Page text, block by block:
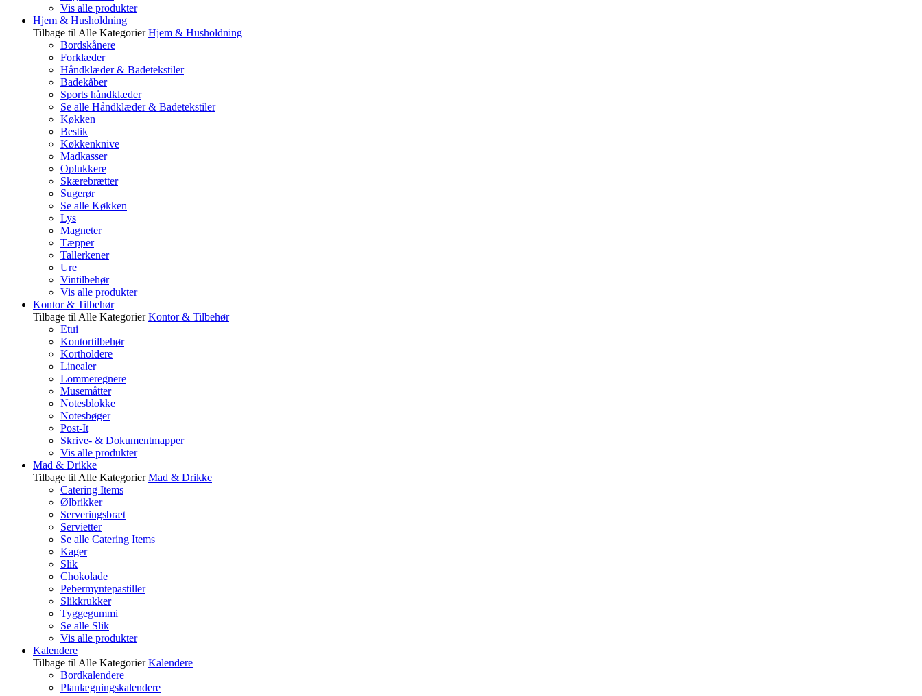
Vis alle produkter
Hjem & Husholdning
Tilbage til Alle Kategorier Hjem & Husholdning
Bordskånere
Forklæder
Håndklæder & Badetekstiler
Badekåber
Sports håndklæder
Se alle Håndklæder & Badetekstiler
Køkken
Bestik
Køkkenknive
Madkasser
Oplukkere
Skærebrætter
Sugerør
Se alle Køkken
Lys
Magneter
Tæpper
Tallerkener
Ure
Vintilbehør
Vis alle produkter
Kontor & Tilbehør
Tilbage til Alle Kategorier Kontor & Tilbehør
Etui
Kontortilbehør
Kortholdere
Linealer
Lommeregnere
Musemåtter
Notesblokke
Notesbøger
Post-It
Skrive- & Dokumentmapper
Vis alle produkter
Mad & Drikke
Tilbage til Alle Kategorier Mad & Drikke
Catering Items
Ølbrikker
Serveringsbræt
Servietter
Se alle Catering Items
Kager
Slik
Chokolade
Pebermyntepastiller
Slikkrukker
Tyggegummi
Se alle Slik
Vis alle produkter
Kalendere
Tilbage til Alle Kategorier Kalendere
Bordkalendere
Planlægningskalendere